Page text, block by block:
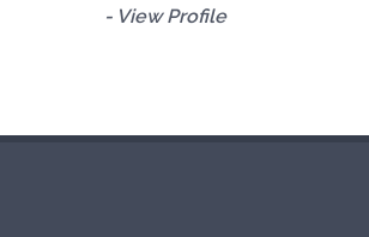
- View Profile